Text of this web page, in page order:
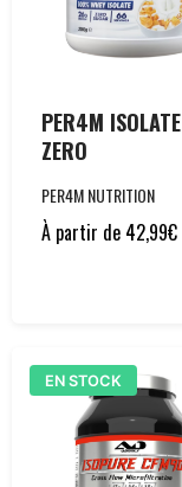
PER4M ISOLATE
ZERO
PER4M NUTRITION
À partir de 42,99€
EN STOCK